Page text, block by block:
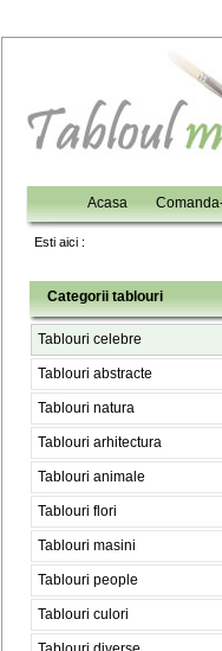
Acasa
Esti aici :
Categorii tablouri
Tablouri celebre
Tablouri abstracte
Tablouri natura
Tablouri arhitectura
Tablouri animale
Tablouri flori
Tablouri masini
Tablouri people
Tablouri culori